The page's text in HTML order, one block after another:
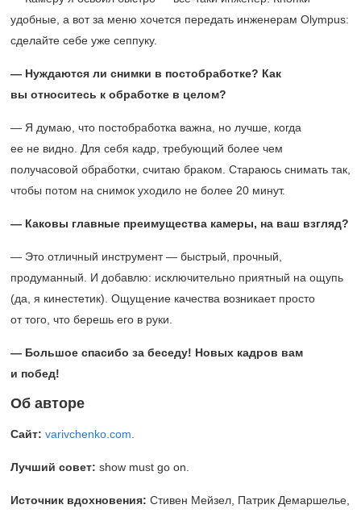
удобные, а вот за меню хочется передать инженерам Olympus:
сделайте себе уже сеппуку.
— Нуждаются ли снимки в постобработке? Как
вы относитесь к обработке в целом?
— Я думаю, что постобработка важна, но лучше, когда
ее не видно. Для себя кадр, требующий более чем
получасовой обработки, считаю браком. Стараюсь снимать так,
чтобы потом на снимок уходило не более 20 минут.
— Каковы главные преимущества камеры, на ваш взгляд?
— Это отличный инструмент — быстрый, прочный,
продуманный. И добавлю: исключительно приятный на ощупь
(да, я кинестетик). Ощущение качества возникает просто
от того, что берешь его в руки.
— Большое спасибо за беседу! Новых кадров вам
и побед!
Об авторе
Сайт: varivchenko.com.
Лучший совет: show must go on.
Источник вдохновения: Стивен Мейзел, Патрик Демаршелье,